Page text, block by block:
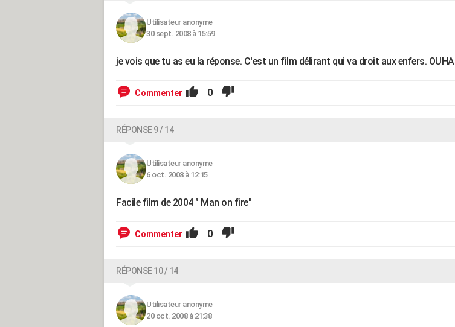
Utilisateur anonyme
30 sept. 2008 à 15:59
je vois que tu as eu la réponse. C'est un film délirant qui va droit aux enfers. OUHA
Commenter 0
RÉPONSE 9 / 14
Utilisateur anonyme
6 oct. 2008 à 12:15
Facile film de 2004 " Man on fire"
Commenter 0
RÉPONSE 10 / 14
Utilisateur anonyme
20 oct. 2008 à 21:38